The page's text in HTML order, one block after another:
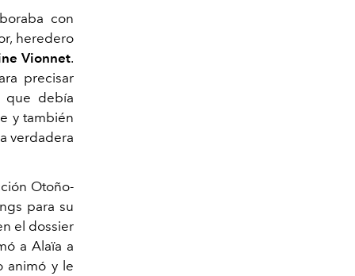
con
heredero
Vionnet.
precisar
que debía
y también
verdadera
Otoño-
para su
el dossier
a Alaïa a
animó y le